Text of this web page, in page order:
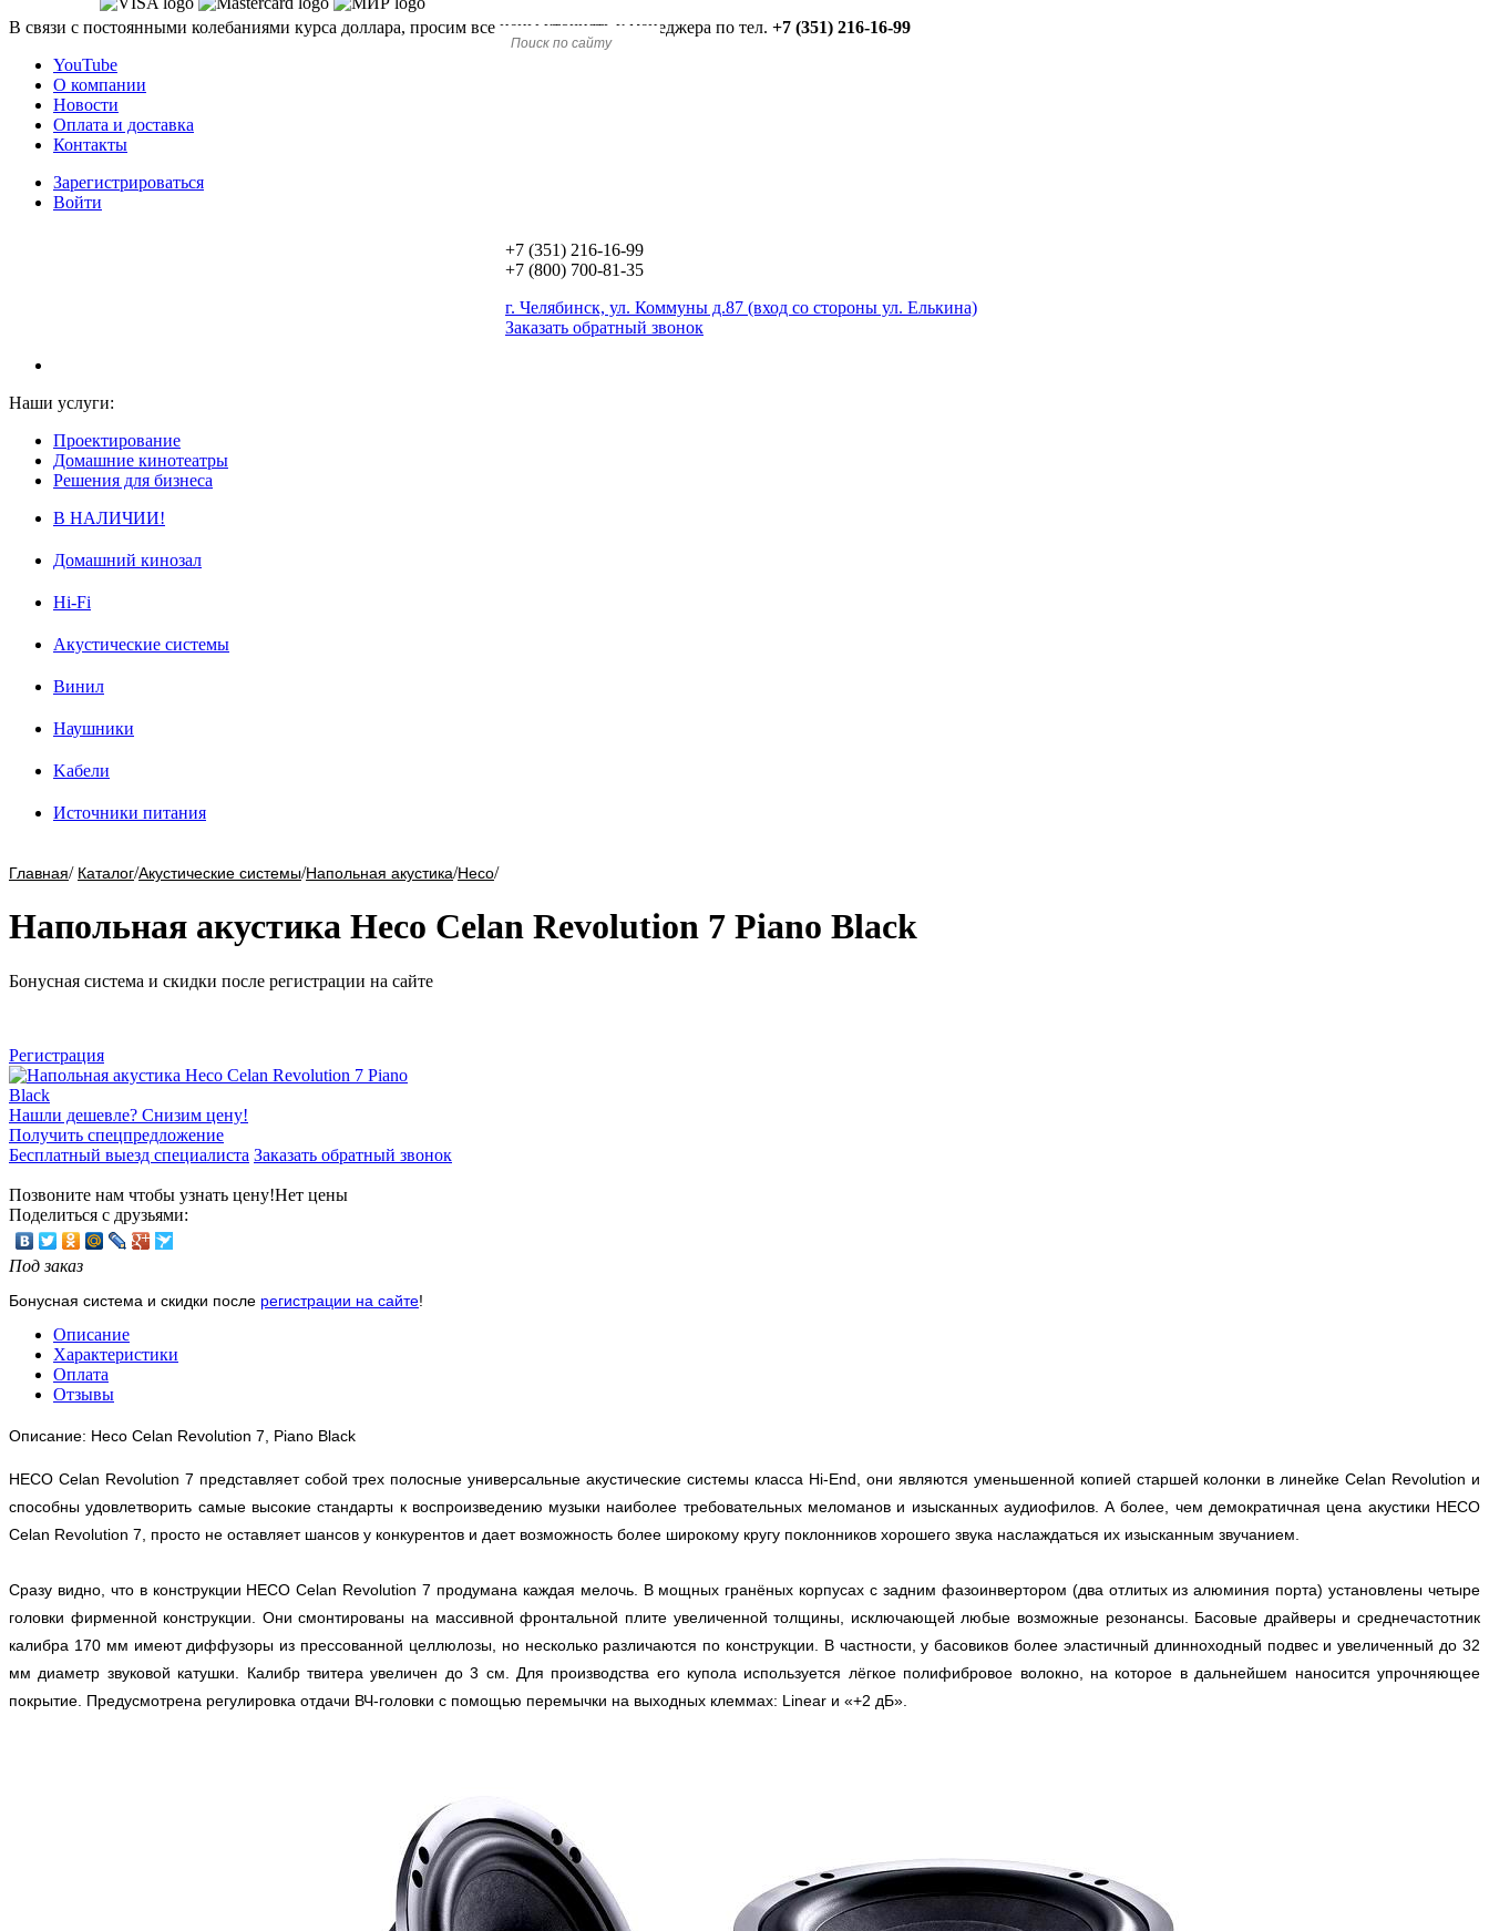
В связи с постоянными колебаниями курса доллара, просим все цены уточнять у менеджера по тел. +7 (351) 216-16-99
YouTube
О компании
Новости
Оплата и доставка
Контакты
Зарегистрироваться
Войти
+7 (351) 216-16-99
+7 (800) 700-81-35
г. Челябинск, ул. Коммуны д.87 (вход со стороны ул. Елькина)
Заказать обратный звонок
Наши услуги:
Проектирование
Домашние кинотеатры
Решения для бизнеса
В НАЛИЧИИ!
Домашний кинозал
Hi-Fi
Акустические системы
Винил
Наушники
Kабели
Источники питания
Главная/ Каталог/Акустические системы/Напольная акустика/Heco/
Напольная акустика Heco Celan Revolution 7 Piano Black
Бонусная система и скидки после регистрации на сайте
Регистрация
Нашли дешевле? Снизим цену!
Получить спецпредложение
Бесплатный выезд специалиста Заказать обратный звонок
Позвоните нам чтобы узнать цену!Нет цены
Поделиться с друзьями:
Под заказ
Бонусная система и скидки после регистрации на сайте!
Описание
Характеристики
Оплата
Отзывы
Описание: Heco Celan Revolution 7, Piano Black
HECO Celan Revolution 7 представляет собой трех полосные универсальные акустические системы класса Hi-End, они являются уменьшенной копией старшей колонки в линейке Celan Revolution и
способны удовлетворить самые высокие стандарты к воспроизведению музыки наиболее требовательных меломанов и изысканных аудиофилов. А более, чем демократичная цена акустики HECO
Celan Revolution 7, просто не оставляет шансов у конкурентов и дает возможность более широкому кругу поклонников хорошего звука наслаждаться их изысканным звучанием.
Сразу видно, что в конструкции HECO Celan Revolution 7 продумана каждая мелочь. В мощных гранёных корпусах с задним фазоинвертором (два отлитых из алюминия порта) установлены четыре
головки фирменной конструкции. Они смонтированы на массивной фронтальной плите увеличенной толщины, исключающей любые возможные резонансы. Басовые драйверы и среднечастотник
калибра 170 мм имеют диффузоры из прессованной целлюлозы, но несколько различаются по конструкции. В частности, у басовиков более эластичный длинноходный подвес и увеличенный до 32
мм диаметр звуковой катушки. Калибр твитера увеличен до 3 см. Для производства его купола используется лёгкое полифибровое волокно, на которое в дальнейшем наносится упрочняющее
покрытие. Предусмотрена регулировка отдачи ВЧ-головки с помощью перемычки на выходных клеммах: Linear и «+2 дБ».